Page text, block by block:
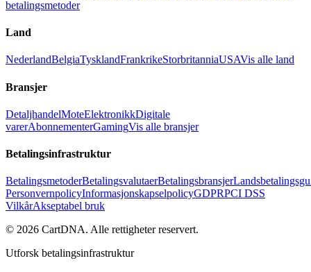
betalingsmetoder
Land
NederlandBelgiaTysklandFrankrikeStorbritanniaUSAVis alle land
Bransjer
DetaljhandelMoteElektronikkDigitale
varerAbonnementerGamingVis alle bransjer
Betalingsinfrastruktur
BetalingsmetoderBetalingsvalutaerBetalingsbransjer
PersonvernpolicyInformasjonskapselpolicyGDPRPCI DSS
VilkårAkseptabel bruk
© 2026 CartDNA. Alle rettigheter reservert.
Utforsk betalingsinfrastruktur